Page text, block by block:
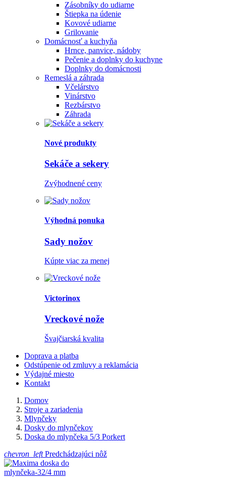
Zásobníky do udiarne
Štiepka na údenie
Kovové udiarne
Grilovanie
Domácnosť a kuchyňa
Hrnce, panvice, nádoby
Pečenie a doplnky do kuchyne
Doplnky do domácnosti
Remeslá a záhrada
Včelárstvo
Vinárstvo
Rezbárstvo
Záhrada
Nové produkty
Sekáče a sekery
Zvýhodnené ceny
Výhodná ponuka
Sady nožov
Kúpte viac za menej
Victorinox
Vreckové nože
Švajčiarská kvalita
Doprava a platba
Odstúpenie od zmluvy a reklamácia
Výdajné miesto
Kontakt
Domov
Stroje a zariadenia
Mlynčeky
Dosky do mlynčekov
Doska do mlynčeka 5/3 Porkert
chevron_leftPredchádzajúci nôž